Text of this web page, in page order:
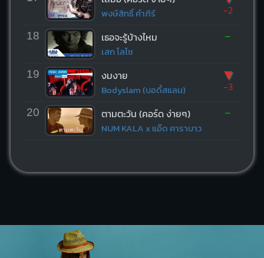
พงษ์สิทธิ์ คำภีร์ -2
18 เธอจะรู้บ้างไหม
เสก โลโซ
-
19 งมงาย
Bodyslam (บอดี้สแลม)
▼
-3
20 ตามตะวัน (คอร์ด ง่ายๆ)
NUM KALA x แอ๊ด คาราบาว
-